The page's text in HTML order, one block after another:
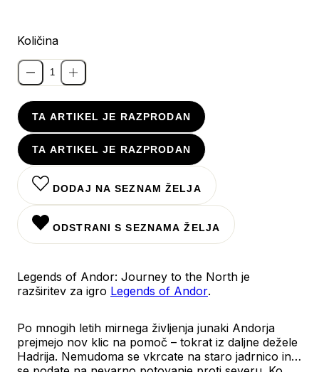
Količina
TA ARTIKEL JE RAZPRODAN
TA ARTIKEL JE RAZPRODAN
DODAJ NA SEZNAM ŽELJA
ODSTRANI S SEZNAMA ŽELJA
Legends of Andor: Journey to the North je
razširitev za igro Legends of Andor.
Po mnogih letih mirnega življenja junaki Andorja
prejmejo nov klic na pomoč – tokrat iz daljne dežele
Hadrija. Nemudoma se vkrcate na staro jadrnico in